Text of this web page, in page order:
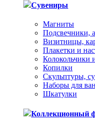
Сувениры
Магниты
Подсвечники,
Визитницы,
Плакетки и
Колокольчики
Копилки
Скульптуры,
Наборы для
Шкатулки
Коллекционный